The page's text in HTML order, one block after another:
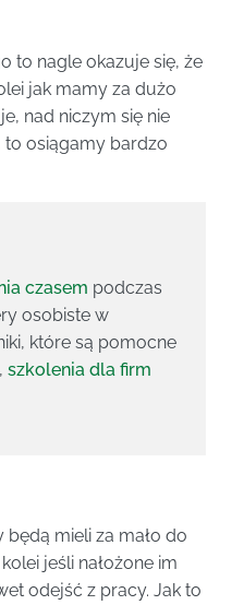
to nagle okazuje się, że
jak mamy za dużo
nad niczym się nie
to osiągamy bardzo
czasem podczas
osobiste w
które są pomocne
, szkolenia dla firm
mieli za mało do
jeśli nałożone im
odejść z pracy. Jak to